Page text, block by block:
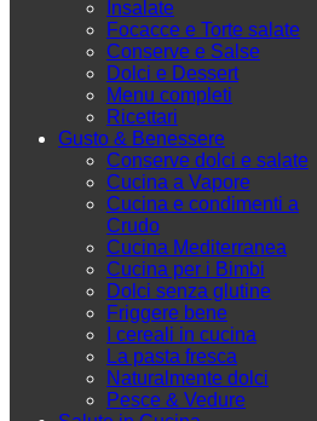
Insalate
Focacce e Torte salate
Conserve e Salse
Dolci e Dessert
Menu completi
Ricettari
Gusto & Benessere
Conserve dolci e salate
Cucina a Vapore
Cucina e condimenti a
Crudo
Cucina Mediterranea
Cucina per i Bimbi
Dolci senza glutine
Friggere bene
I cereali in cucina
La pasta fresca
Naturalmente dolci
Pesce & Vedure